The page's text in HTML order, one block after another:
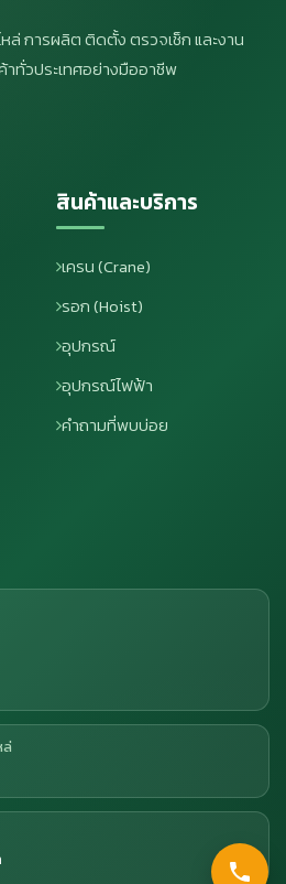
ล่ การผลิต ติดตั้ง ตรวจเช็ก และงาน
ทั่วประเทศอย่างมืออาชีพ
สินค้าและบริการ
เครน (Crane)
รอก (Hoist)
อุปกรณ์
อุปกรณ์ไฟฟ้า
คำถามที่พบบ่อย